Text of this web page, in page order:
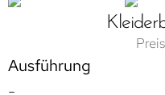
Ausführung